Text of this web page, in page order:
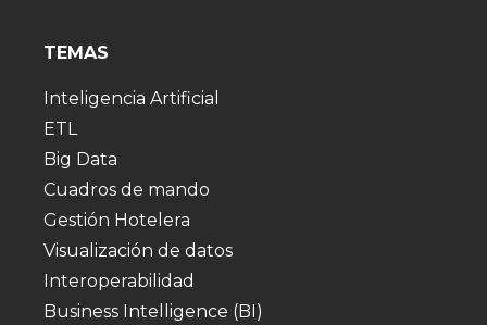
TEMAS
Inteligencia Artificial
ETL
Big Data
Cuadros de mando
Gestión Hotelera
Visualización de datos
Interoperabilidad
Business Intelligence (BI)